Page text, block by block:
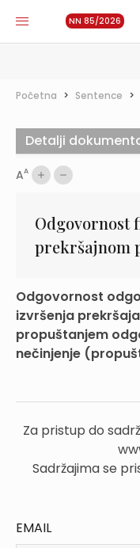
NN 85/2026
Početna > Sentence >
AA
Odgovornost
prekršajnom
Odgovornost
izvršenja
propuštanjem
nečinjenje
Za pristup do
Sadržajima se
EMAIL
Detalji